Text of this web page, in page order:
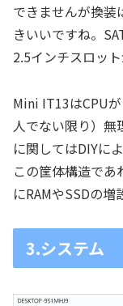
できませんが換装
きいいですね。
2.5インチスロッ
Mini IT13はCPU
人でない限り）無
に関してはDIYに
この筐体構造であ
にRAMやSSDの増
3.システム